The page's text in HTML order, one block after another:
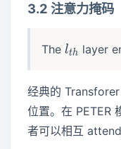
3.2 注意力掩码
Thel_{th}
lth layer
经典的
位置。在 PETER
者可以相互